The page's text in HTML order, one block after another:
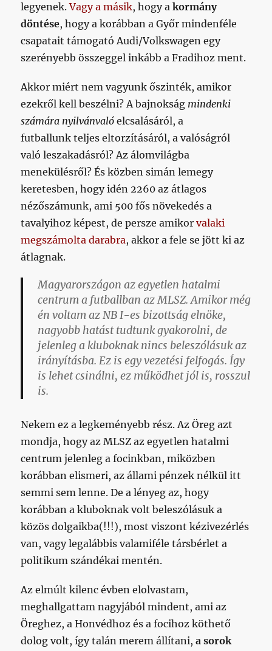
legyenek.Vagy a másik, hogy akormány
döntése, hogy a korábban a Győr mindenféle
csapatait támogató Audi/Volkswagen egy
szerényebb összeggel inkább a Fradihoz ment.
Akkor miért nem vagyunk őszinték, amikor
ezekről kell beszélni? A bajnokság mindenki
számára nyilvánvaló elcsalásáról, a
futballunk teljes eltorzításáról, a valóságról
való leszakadásról? Az álomvilágba
menekülésről? És közben simán lemegy
keretesben, hogy idén 2260 az átlagos
nézőszámunk, ami 500 fős növekedés a
tavalyihoz képest, de persze amikorvalaki
megszámolta darabra, akkor a fele se jött ki az
átlagnak.
Magyarországon az egyetlen hatalmi
centrum a futballban az MLSZ. Amikor még
én voltam az NB I-es bizottság elnöke,
nagyobb hatást tudtunk gyakorolni, de
jelenleg a kluboknak nincs beleszólásuk az
irányításba. Ez is egy vezetési felfogás. Így
is lehet csinálni, ez működhet jól is, rosszul
is.
Nekem ez a legkeményebb rész. Az Öreg azt
mondja, hogy az MLSZ az egyetlen hatalmi
centrum jelenleg a focinkban, miközben
korábban elismeri, az állami pénzek nélkül itt
semmi sem lenne. De a lényeg az, hogy
korábban a kluboknak volt beleszólásuk a
közös dolgaikba(!!!), most viszont kézivezérlés
van, vagy legalábbis valamiféle társbérlet a
politikum szándékai mentén.
Az elmúlt kilenc évben elolvastam,
meghallgattam nagyjából mindent, ami az
Öreghez, a Honvédhoz és a focihoz köthető
dolog volt, így talán merem állítani,a sorok